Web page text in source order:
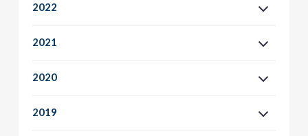
2022
2021
2020
2019